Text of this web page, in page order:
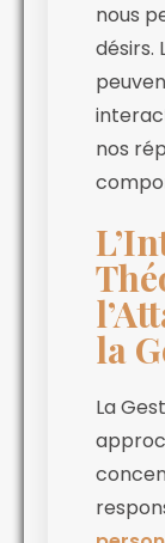
nous
désirs.
nos
la
La